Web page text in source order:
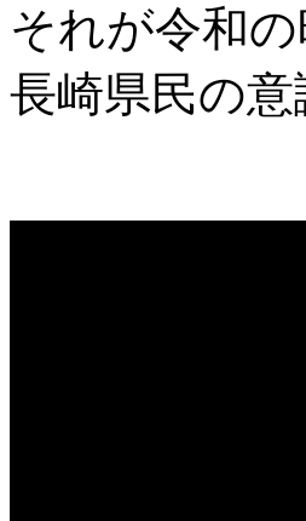
それが令和
長崎県民の